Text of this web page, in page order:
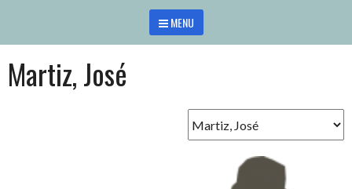
contenido
MENU
Martiz, José